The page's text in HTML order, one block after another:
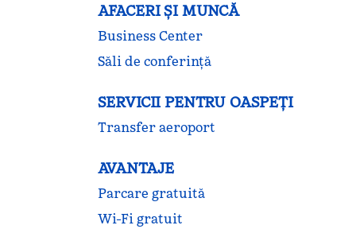
AFACERI ȘI MUNCĂ
Business Center
Săli de conferință
SERVICII PENTRU OASPEȚI
Transfer aeroport
AVANTAJE
Parcare gratuită
Wi-Fi gratuit